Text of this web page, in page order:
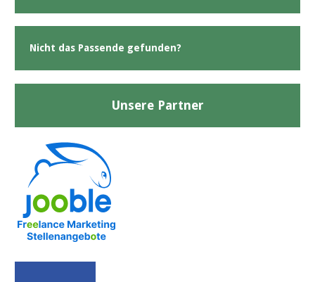
Nicht das Passende gefunden?
Unsere Partner